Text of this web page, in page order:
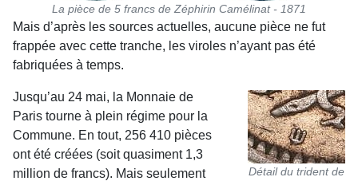
La pièce de 5 francs de Zéphirin Camélinat - 1871
Mais d’après les sources actuelles, aucune pièce ne fut
frappée avec cette tranche, les viroles n’ayant pas été
fabriquées à temps.
Détail du trident de
Jusqu’au 24 mai, la Monnaie de
Paris tourne à plein régime pour la
Commune. En tout, 256 410 pièces
ont été créées (soit quasiment 1,3
million de francs). Mais seulement